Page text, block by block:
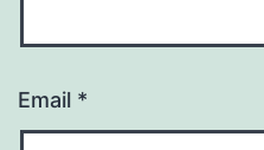
Email *